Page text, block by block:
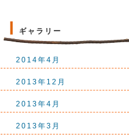
ギャラリー
2014年4月
2013年12月
2013年4月
2013年3月